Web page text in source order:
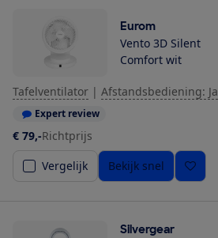
Eurom
Vento 3D Silent
Comfort wit
Tafelventilator | Afstandsbediening: Ja
Expert review
€ 79,-Richtprijs
Vergelijk
Bekijk snel
Silvergear